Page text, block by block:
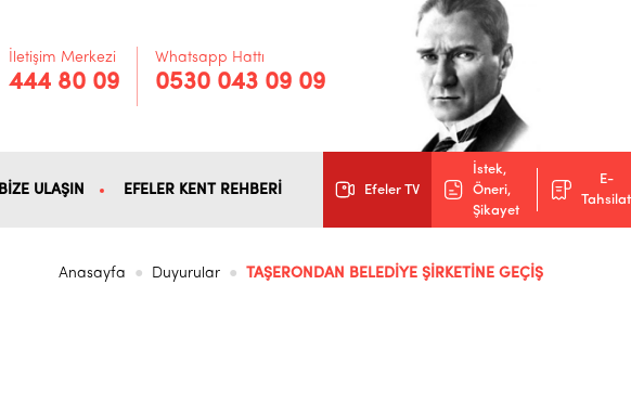
İletişim Merkezi
444 80 09
Whatsapp Hattı
0530 043 09 09
BİZE ULAŞIN EFELER KENT REHBERİ Efeler TV
İstek,
Öneri,
Şikayet
E-
Tahsilat
Anasayfa Duyurular TAŞERONDAN BELEDİYE ŞİRKETİNE GEÇİŞ